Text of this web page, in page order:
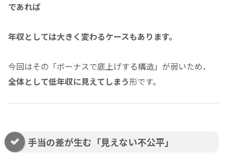
であれば
年収としては大きく変わるケースもあります。
今回はその「ボーナスで底上げする構造」が弱いため、
全体として低年収に見えてしまう形です。
手当の差が生む「見えない不公平」